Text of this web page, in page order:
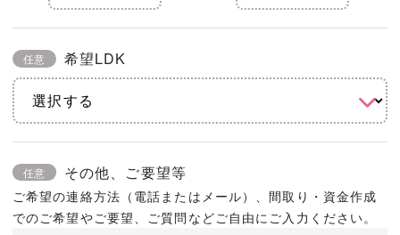
任意 希望LDK
任意 その他、ご要望等
ご希望の連絡方法（電話またはメール）、間取り・資金作成
でのご希望やご要望、ご質問などご自由にご入力ください。